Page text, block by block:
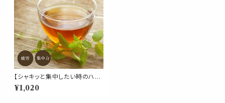
【シャキッと集中したい時のハー
ブティー 30g】勉強 学生 集中
やる気 受験 レモングラス ペパ
¥1,020